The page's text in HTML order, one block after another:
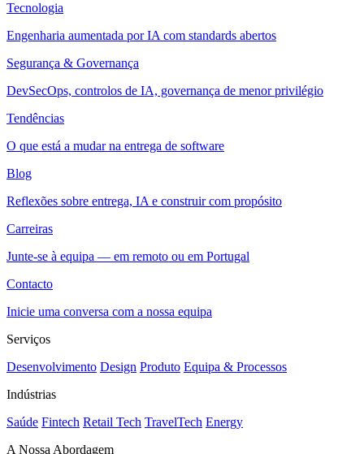
Tecnologia
Engenharia aumentada por IA com standards abertos
Segurança & Governança
DevSecOps, controlos de IA, governança de menor privilégio
Tendências
O que está a mudar na entrega de software
Blog
Reflexões sobre entrega, IA e construir com propósito
Carreiras
Junte-se à equipa — em remoto ou em Portugal
Contacto
Inicie uma conversa com a nossa equipa
Serviços
Desenvolvimento Design Produto Equipa & Processos
Indústrias
Saúde Fintech Retail Tech TravelTech Energy
A Nossa Abordagem